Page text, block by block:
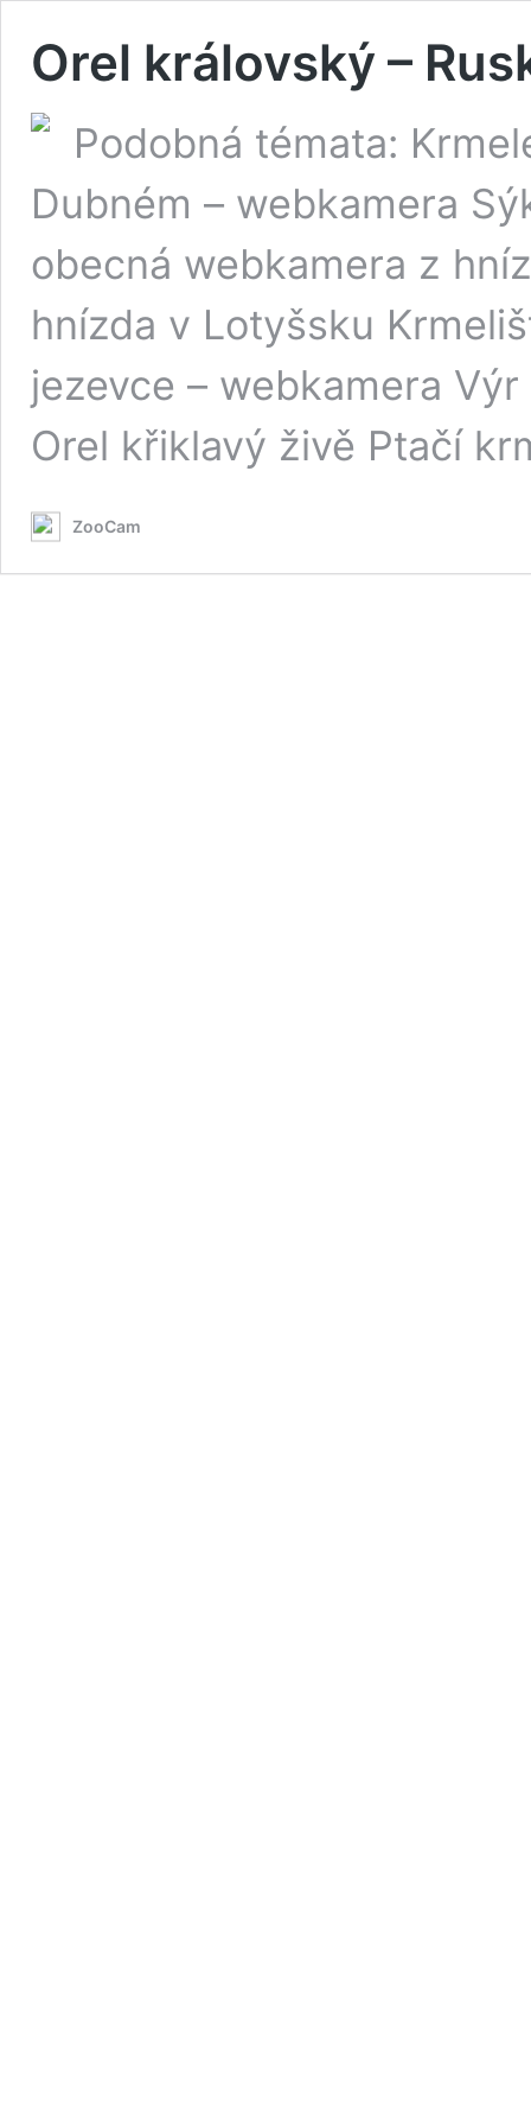
Orel královský –
Podobná témata:
Dubném – webkamera
obecná webkamera z
hnízda v Lotyšsku
jezevce – webkamera
Orel křiklavý živě Ptačí
ZooCam